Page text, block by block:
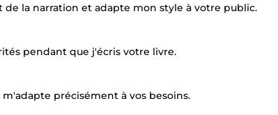
la narration et adapte mon style à votre public.
pendant que j'écris votre livre.
précisément à vos besoins.